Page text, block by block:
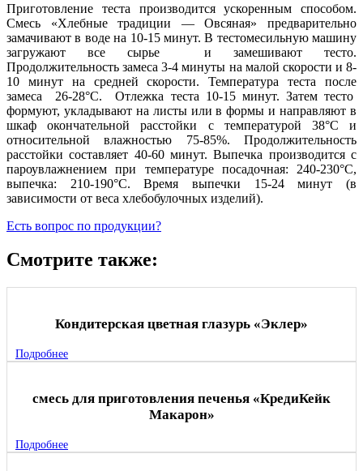
Приготовление теста производится ускоренным способом.
Смесь «Хлебные традиции — Овсяная» предварительно
замачивают в воде на 10-15 минут. В тестомесильную машину
загружают все сырье и замешивают тесто.
Продолжительность замеса 3-4 минуты на малой скорости и 8-
10 минут на средней скорости. Температура теста после
замеса 26-28°С. Отлежка теста 10-15 минут. Затем тесто
формуют, укладывают на листы или в формы и направляют в
шкаф окончательной расстойки с температурой 38°С и
относительной влажностью 75-85%. Продолжительность
расстойки составляет 40-60 минут. Выпечка производится с
пароувлажнением при температуре посадочная: 240-230°С,
выпечка: 210-190°С. Время выпечки 15-24 минут (в
зависимости от веса хлебобулочных изделий).
Есть вопрос по продукции?
Смотрите также:
Кондитерская цветная глазурь «Эклер»
Подробнее
смесь для приготовления печенья «КредиКейк
Макарон»
Подробнее